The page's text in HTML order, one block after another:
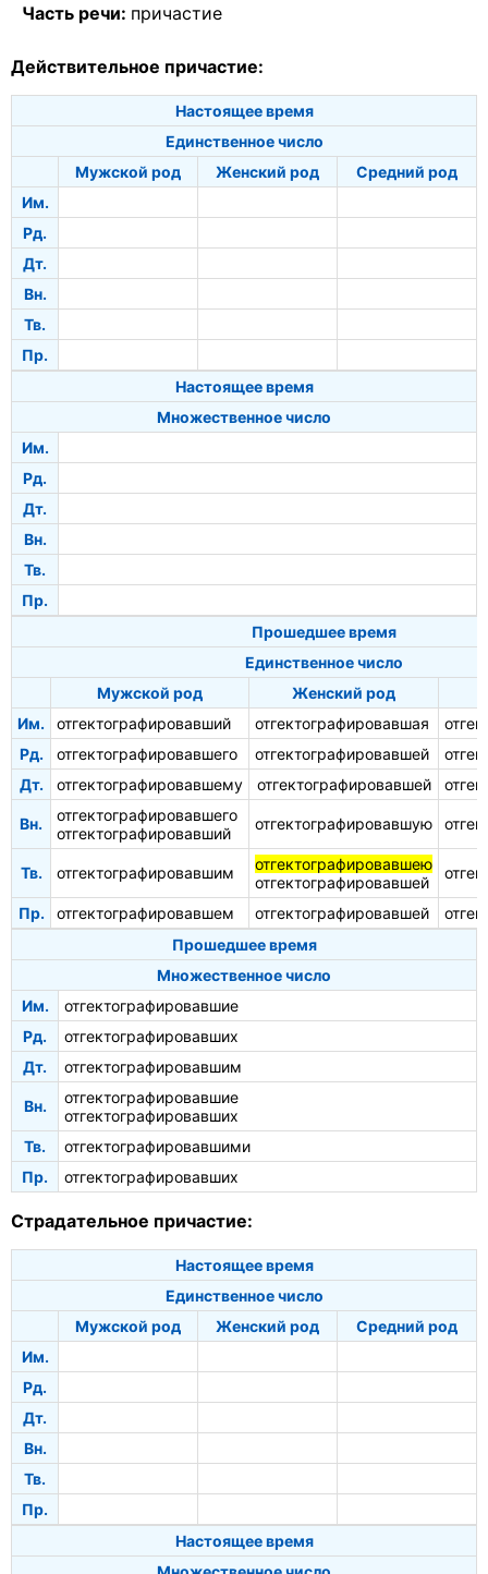
Часть речи: причастие
Действительное причастие:
Настоящее время
Единственное число
Мужской род
Женский род
Средний род
Им.
Рд.
Дт.
Вн.
Тв.
Пр.
Настоящее время
Множественное число
Им.
Рд.
Дт.
Вн.
Тв.
Пр.
Прошедшее время
Единственное число
Мужской род
Женский род
Им.
отгектографировавший отгектографировавшая
Рд.
отгектографировавшего отгектографировавшей
Дт.
отгектографировавшему отгектографировавшей
Вн.
отгектографировавшего
отгектографировавший
отгектографировавшую
Тв. отгектографировавшим
отгектографировавшею
отгектографировавшей
Пр. отгектографировавшем отгектографировавшей
Прошедшее время
Множественное число
Им.
отгектографировавшие
Рд.
отгектографировавших
Дт.
отгектографировавшим
Вн.
отгектографировавшие
отгектографировавших
Тв.
отгектографировавшими
Пр.
отгектографировавших
Страдательное причастие:
Настоящее время
Единственное число
Мужской род
Женский род
Средний род
Им.
Рд.
Дт.
Вн.
Тв.
Пр.
Настоящее время